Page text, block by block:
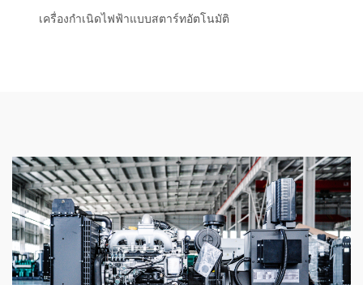
เครื่องกำเนิดไฟฟ้าแบบสตาร์ทอัตโนมัติ